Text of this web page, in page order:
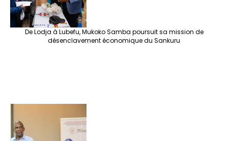
De Lodja à Lubefu, Mukoko Samba poursuit sa mission de
désenclavement économique du Sankuru